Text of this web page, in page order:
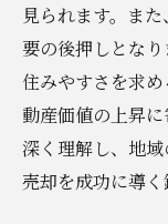
ト
市場と
不動産売却
伊勢崎市の
伊勢崎
見られます。ま
要の後押しとなり
住みやすさを求
動産価値の上昇
深く理解し、地
売却を成功に導く